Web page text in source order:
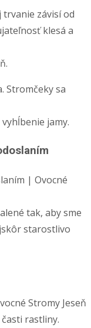
trvanie závisí od
klesá a
Stromčeky sa
jamy.
tak, aby sme
starostlivo
rastliny.